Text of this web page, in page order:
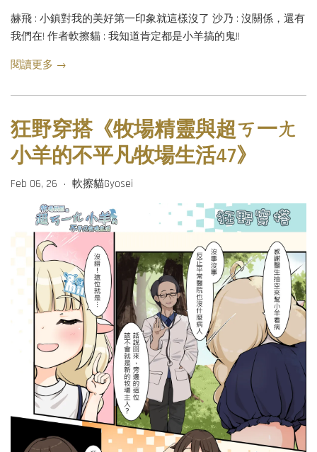
赫飛 : 小鎮對我的美好第一印象就這樣沒了 沙乃 : 沒關係，還有
我們在! 作者軟擦貓 : 我知道肯定都是小羊搞的鬼!!
閱讀更多 →
狂野穿搭《牧場精靈與超ㄎ一ㄤ
小羊的不平凡牧場生活47》
Feb 06, 26 • 軟擦貓Gyosei